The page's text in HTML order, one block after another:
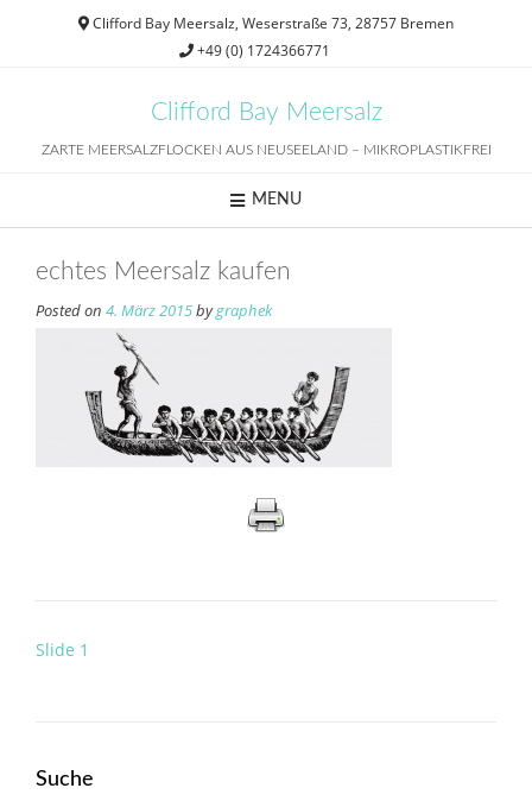
Clifford Bay Meersalz, Weserstraße 73, 28757 Bremen
+49 (0) 1724366771
Clifford Bay Meersalz
ZARTE MEERSALZFLOCKEN AUS NEUSEELAND – MIKROPLASTIKFREI
MENU
echtes Meersalz kaufen
Posted on 4. März 2015bygraphek
Post
Slide 1
Suche